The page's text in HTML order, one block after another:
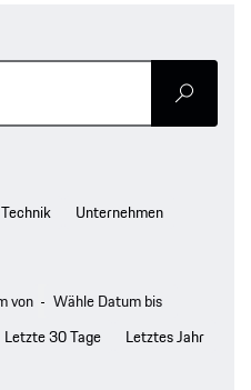
Senden
Technik Unternehmen
-
Letzte 30 Tage Letztes Jahr